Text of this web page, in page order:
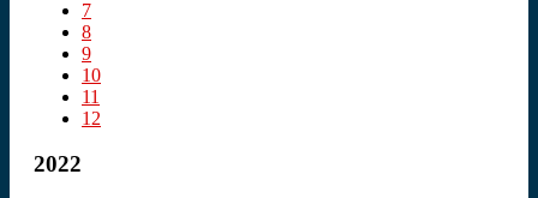
7
8
9
10
11
12
2022